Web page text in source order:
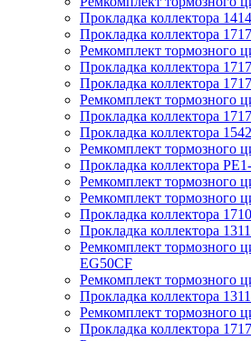
Прокладка коллектора
Прокладка коллектора
Ремкомплект тормозного
Прокладка коллектора
Прокладка коллектора
Ремкомплект тормозного
Прокладка коллектора
Прокладка коллектора
Ремкомплект тормозного
Прокладка коллектора
Ремкомплект тормозного
Ремкомплект тормозного
Прокладка коллектора
Прокладка коллектора
Ремкомплект тормозного
EG50CF
Ремкомплект тормозного
Прокладка коллектора
Ремкомплект тормозного
Прокладка коллектора